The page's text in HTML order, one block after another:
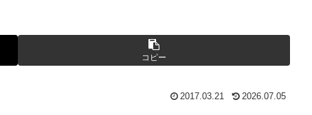
コピー
2017.03.21 2026.07.05